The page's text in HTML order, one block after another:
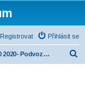
Přihlásit se
Registrovat
i20 2020- Podvozek a řízení